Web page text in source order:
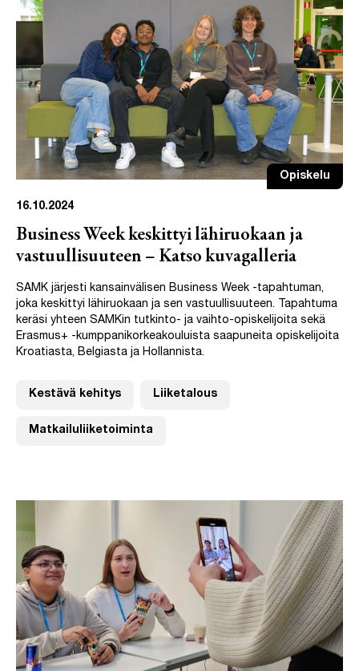
Opiskelu
16.10.2024
Business Week keskittyi lähiruokaan ja
vastuullisuuteen – Katso kuvagalleria
SAMK järjesti kansainvälisen Business Week -tapahtuman,
joka keskittyi lähiruokaan ja sen vastuullisuuteen. Tapahtuma
keräsi yhteen SAMKin tutkinto- ja vaihto-opiskelijoita sekä
Erasmus+ -kumppanikorkeakouluista saapuneita opiskelijoita
Kroatiasta, Belgiasta ja Hollannista.
Kestävä kehitys Liiketalous
Matkailuliiketoiminta